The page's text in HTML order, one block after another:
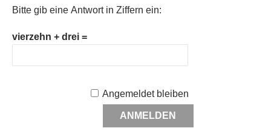
Bitte gib eine Antwort in Ziffern ein:
vierzehn + drei =
Angemeldet bleiben